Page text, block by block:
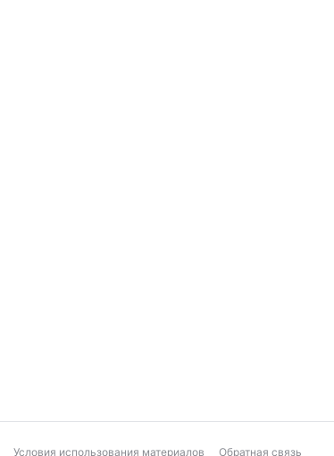
Условия использования материалов Обратная связь